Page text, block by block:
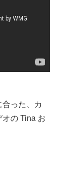
った、カ
の Tina お